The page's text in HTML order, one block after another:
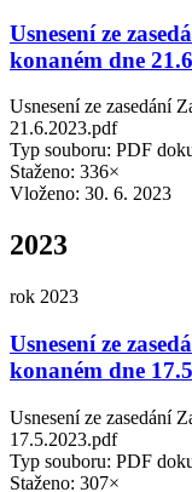
Usnesení ze
konaném dne
Usnesení ze zasedání
21.6.2023.pdf
Typ souboru: PDF
Staženo: 336×
Vloženo: 30. 6. 2023
2023
rok 2023
Usnesení ze
konaném dne
Usnesení ze zasedání
17.5.2023.pdf
Typ souboru: PDF
Staženo: 307×